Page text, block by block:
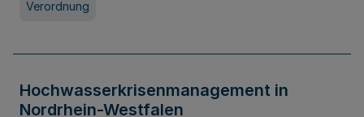
Verordnung
Hochwasserkrisenmanagement in
Nordrhein-Westfalen